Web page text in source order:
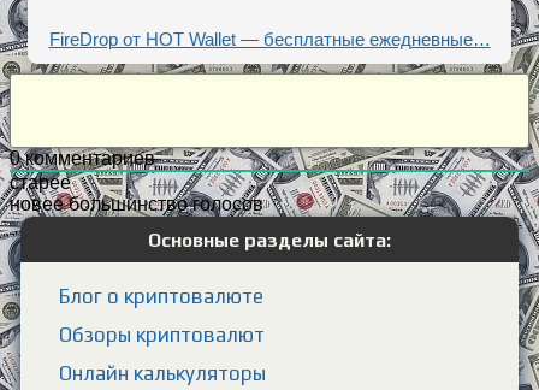
FireDrop от HOT Wallet — бесплатные ежедневные…
0комментариев
старее
новее большинство голосов
Основные разделы сайта:
Блог о криптовалюте
Обзоры криптовалют
Онлайн калькуляторы